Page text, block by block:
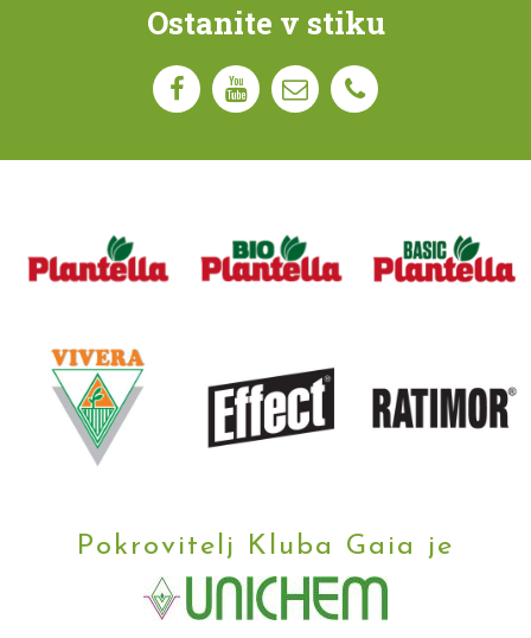
Ostanite v stiku
Pokrovitelj Kluba Gaia je